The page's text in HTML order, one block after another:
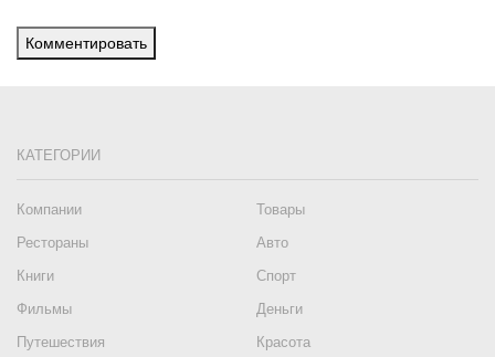
Комментировать
КАТЕГОРИИ
Компании
Товары
Рестораны
Авто
Книги
Спорт
Фильмы
Деньги
Путешествия
Красота